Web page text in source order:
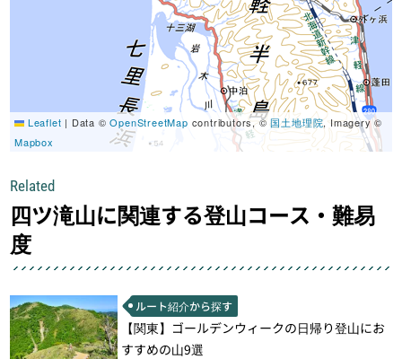
Leaflet | Data ©OpenStreetMap contributors, ©国土地理院, Imagery ©
Mapbox
Related
四ツ滝山に関連する登山コース・難易
度
ルート紹介から探す
【関東】ゴールデンウィークの日帰り登山にお
すすめの山9選